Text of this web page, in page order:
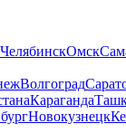
ЧелябинскОмск
Волгоград
Караганда
Новокузнецк